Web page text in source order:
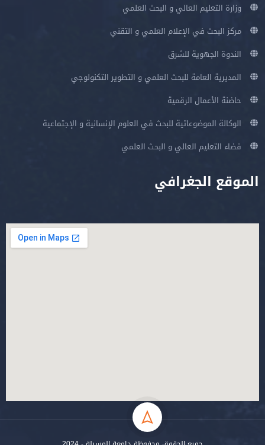
وزارة التعليم العالي و البحث العلمي
مركز البحث في الإعلام العلمي و التقني
الندوة الجهوية للشرق
المديرية العامة للبحث العلمي و التطوير التكنولوجي
حاضنة الأعمال الرقمية
الوكالة الموضوعاتية للبحث في العلوم الإنسانية و الإجتماعية
فضاء التعليم العالي و البحث العلمي
الموقع الجغرافي